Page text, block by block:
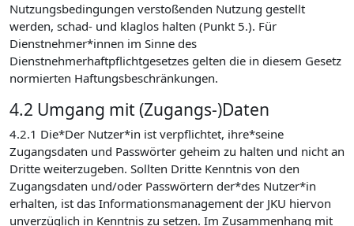
Nutzungsbedingungen verstoßenden Nutzung gestellt
werden, schad- und klaglos halten (Punkt 5.). Für
Dienstnehmer*innen im Sinne des
Dienstnehmerhaftpflichtgesetzes gelten die in diesem Gesetz
normierten Haftungsbeschränkungen.
4.2 Umgang mit (Zugangs-)Daten
4.2.1 Die*Der Nutzer*in ist verpflichtet, ihre*seine
Zugangsdaten und Passwörter geheim zu halten und nicht an
Dritte weiterzugeben. Sollten Dritte Kenntnis von den
Zugangsdaten und/oder Passwörtern der*des Nutzer*in
erhalten, ist das Informationsmanagement der JKU hiervon
unverzüglich in Kenntnis zu setzen. Im Zusammenhang mit